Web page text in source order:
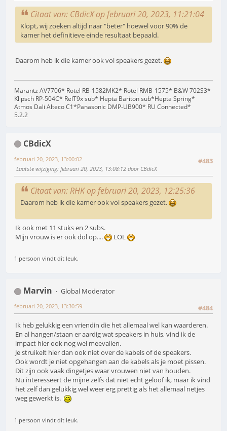
Citaat van: CBdicX op februari 20, 2023, 11:21:04
Klopt, wij zoeken altijd naar "beter" hoewel voor 90% de
kamer het definitieve einde resultaat bepaald.
Daarom heb ik die kamer ook vol speakers gezet.
Marantz AV7706* Rotel RB-1582MK2* Rotel RMB-1575* B&W 702S3*
Klipsch RP-504C* RelT9x sub* Hepta Bariton sub*Hepta Spring*
Atmos Dali Alteco C1*Panasonic DMP-UB900* RU Connected*
5.2.2
CBdicX
#483
februari 20, 2023, 13:00:02
Laatste wijziging: februari 20, 2023, 13:08:12 door CBdicX
Citaat van: RHK op februari 20, 2023, 12:25:36
Daarom heb ik die kamer ook vol speakers gezet.
Ik ook met 11 stuks en 2 subs.
Mijn vrouw is er ook dol op....
LOL
1 persoon vindt dit leuk.
Marvin
Global Moderator
#484
februari 20, 2023, 13:30:59
Ik heb gelukkig een vriendin die het allemaal wel kan waarderen.
En al hangen/staan er aardig wat speakers in huis, vind ik de
impact hier ook nog wel meevallen.
Je struikelt hier dan ook niet over de kabels of de speakers.
Ook wordt je niet opgehangen aan de kabels als je moet pissen.
Dit zijn ook vaak dingetjes waar vrouwen niet van houden.
Nu interesseert de mijne zelfs dat niet echt geloof ik, maar ik vind
het zelf dan gelukkig wel weer erg prettig als het allemaal netjes
weg gewerkt is.
1 persoon vindt dit leuk.